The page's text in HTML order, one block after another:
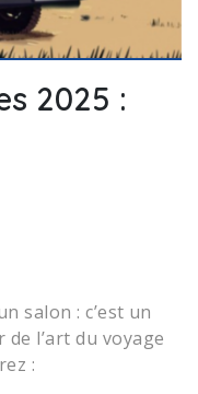
2025 :
salon : c’est un
l’art du voyage
: